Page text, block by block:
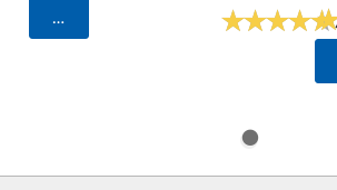
Seleccionar Código Postal
★★★★★
★★★★★